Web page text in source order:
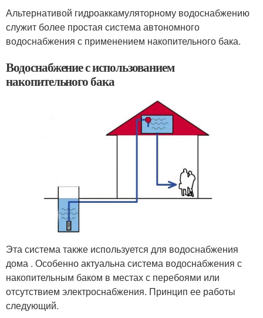
Альтернативой гидроаккамуляторному водоснабжению
служит более простая система автономного
водоснабжения с применением накопительного бака.
Водоснабжение с использованием
накопительного бака
Эта система также используется для водоснабжения
дома . Особенно актуальна система водоснабжения с
накопительным баком в местах с перебоями или
отсутствием электроснабжения. Принцип ее работы
следующий.